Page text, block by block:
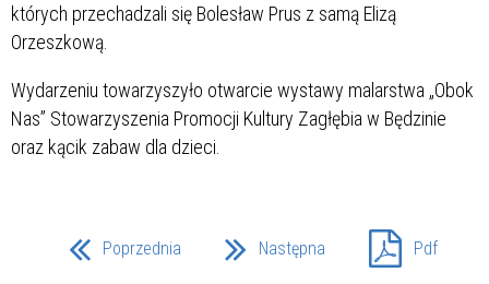
których przechadzali się Bolesław Prus z samą Elizą
Orzeszkową.
Wydarzeniu towarzyszyło otwarcie wystawy malarstwa „Obok
Nas” Stowarzyszenia Promocji Kultury Zagłębia w Będzinie
oraz kącik zabaw dla dzieci.
Poprzednia Następna Pdf